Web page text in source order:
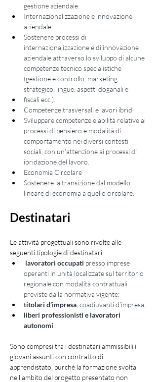
gestione aziendale.
Internazionalizzazione e innovazione
aziendale
Sostenere processi di
internazionalizzazione e di innovazione
aziendale attraverso lo sviluppo di alcune
competenze tecnico specialistiche
(gestione e controllo, marketing
strategico, lingue, aspetti doganali e
fiscali ecc.).
Competenze trasversali e lavori ibridi
Sviluppare competenze e abilità relative ai
processi di pensiero e modalità di
comportamento nei diversi contesti
sociali, con un’attenzione ai processi di
ibridazione del lavoro.
Economia Circolare
Sostenere la transizione dal modello
lineare di economia a quello circolare.
Destinatari
Le attività progettuali sono rivolte alle
seguenti tipologie di destinatari:
lavoratori occupati presso imprese
operanti in unità localizzate sul territorio
regionale con modalità contrattuali
previste dalla normativa vigente;
titolari d’impresa , coadiuvanti d’impresa;
liberi professionisti e lavoratori
autonomi
Sono compresi tra i destinatari ammissibili i
giovani assunti con contratto di
apprendistato, purché la formazione svolta
nell’ambito del progetto presentato non